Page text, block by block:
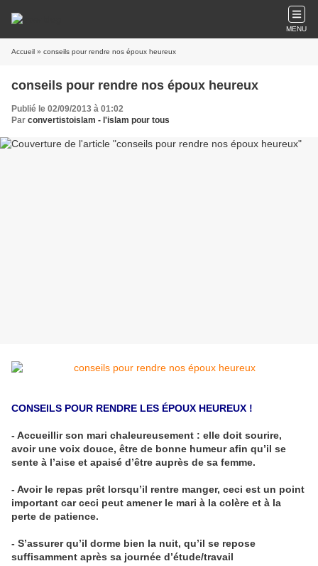
MENU
Accueil » conseils pour rendre nos époux heureux
conseils pour rendre nos époux heureux
Publié le 02/09/2013 à 01:02
Par convertistoislam - l'islam pour tous
CONSEILS POUR RENDRE LES ÉPOUX HEUREUX !
- Accueillir son mari chaleureusement : elle doit sourire,
avoir une voix douce, être de bonne humeur afin qu’il se
sente à l’aise et apaisé d’être auprès de sa femme.
- Avoir le repas prêt lorsqu’il rentre manger, ceci est un point
important car ceci peut amener le mari à la colère et à la
perte de patience.
- S’assurer qu’il dorme bien la nuit, qu’il se repose
suffisamment après sa journée d’étude/travail